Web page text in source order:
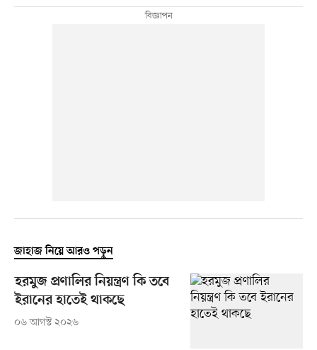
জাহাজ নিয়ে আরও পড়ুন
হরমুজ প্রণালির নিয়ন্ত্রণ কি তবে
ইরানের হাতেই থাকছে
০৬ আগস্ট ২০২৬